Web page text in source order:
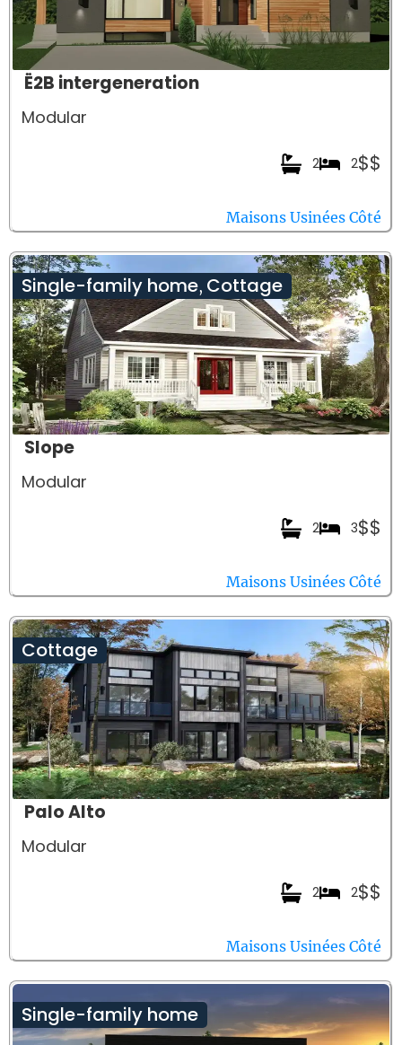
Ë2B intergeneration
Modular
$$
2
2
Maisons Usinées Côté
Single-family home, Cottage
Slope
Modular
$$
3
2
Maisons Usinées Côté
Cottage
Palo Alto
Modular
$$
2
2
Maisons Usinées Côté
Single-family home